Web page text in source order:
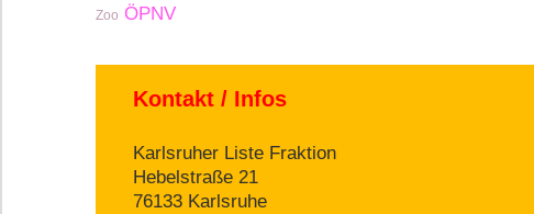
Zoo ÖPNV
Kontakt / Infos
Karlsruher Liste Fraktion
Hebelstraße 21
76133 Karlsruhe